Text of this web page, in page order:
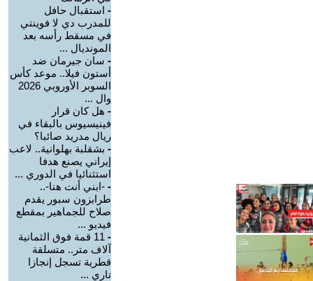
- استقبال حافل
للمدرب دي لا فوينتي
في مسقط رأسه بعد
المونديال ...
- سان جيرمان ضد
أستون فيلا.. موعد كأس
السوبر الأوروبي 2026
وال ...
- هل كان قرار
فينيسيوس بالبقاء في
ريال مدريد صائبا؟
- بشقلبة بهلوانية.. لاعب
إيراني يصنع هدفا
استثنائيا في الدوري ...
- -ابني أنت هنا-..
طرابزون سبور يقدم
صلاح للجماهير بمقطع
فيديو ...
-
11 قمة فوق الثمانية
آلاف متر.. متسلقة
قطرية تسجل إنجازا
تاري ...